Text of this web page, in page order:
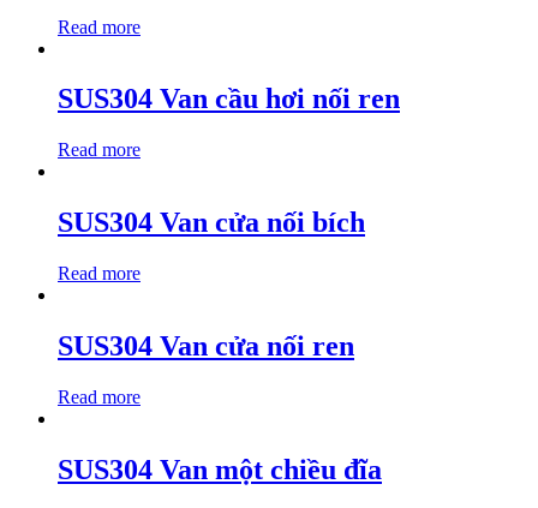
Read more
SUS304 Van cầu hơi nối ren
Read more
SUS304 Van cửa nối bích
Read more
SUS304 Van cửa nối ren
Read more
SUS304 Van một chiều đĩa